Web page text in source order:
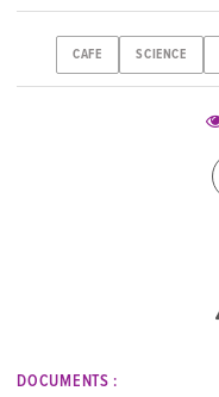
CAFE SCIENCE
DOCUMENTS :